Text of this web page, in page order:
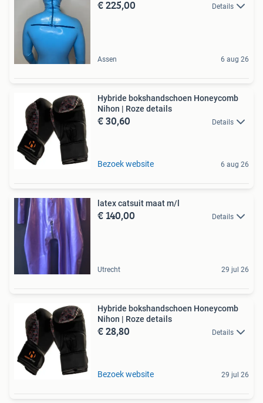
€ 225,00 Details
Assen 6 aug 26
Hybride bokshandschoen Honeycomb
Nihon | Roze details
€ 30,60 Details
Bezoek website 6 aug 26
latex catsuit maat m/l
€ 140,00 Details
Utrecht 29 jul 26
Hybride bokshandschoen Honeycomb
Nihon | Roze details
€ 28,80 Details
Bezoek website 29 jul 26